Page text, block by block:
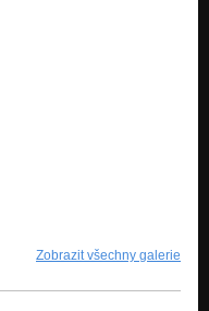
Zobrazit všechny galerie